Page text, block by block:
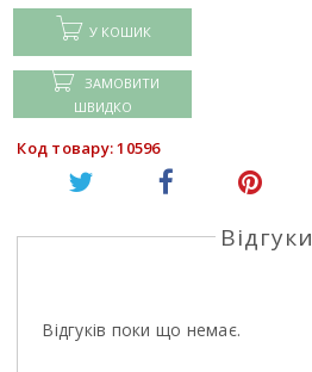
У КОШИК
ЗАМОВИТИ
ШВИДКО
Код товару: 10596
Відгуки
Відгуків поки що немає.